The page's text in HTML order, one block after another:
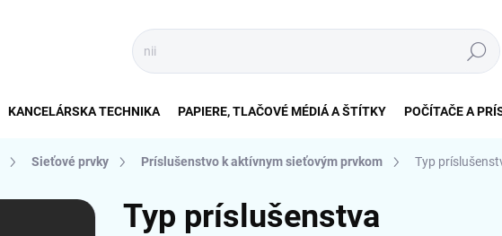
Hľadať
KANCELÁRSKA TECHNIKA PAPIERE, TLAČOVÉ MÉDIÁ A ŠTÍTKY POČÍTAČE A
Sieťové prvky Príslušenstvo k aktívnym sieťovým prvkom Typ
Typ príslušenstva